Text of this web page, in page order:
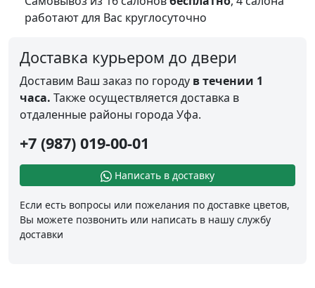
работают для Вас круглосуточно
Доставка курьером до двери
Доставим Ваш заказ по городу в течении 1
часа. Также осуществляется доставка в
отдаленные районы города Уфа.
+7 (987) 019-00-01
Написать в доставку
Если есть вопросы или пожелания по доставке цветов,
Вы можете позвонить или написать в нашу службу
доставки